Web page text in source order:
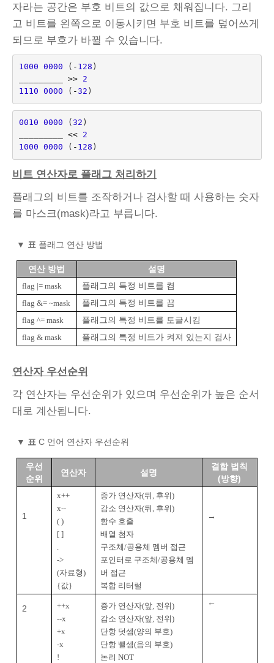
자라는 공간은 부호 비트의 값으로 채워집니다. 그리
고 비트를 왼쪽으로 이동시키면 부호 비트를 덮어쓰게
되므로 부호가 바뀔 수 있습니다.
1000 0000 ( - 128 )
>>
2
1110 0000 ( -32 )
0010 0000 ( 32 )
<<
2
1000 0000 ( - 128 )
비트 연산자로 플래그 처리하기
플래그의 비트를 조작하거나 검사할 때 사용하는 숫자
를 마스크(mask)라고 부릅니다.
▼ 표 플래그 연산 방법
연산 방법 설명
flag |= mask 플래그의 특정 비트를 켬
flag &= ~mask 플래그의 특정 비트를 끔
flag ^= mask 플래그의 특정 비트를 토글시킴
flag & mask 플래그의 특정 비트가 켜져 있는지 검사
연산자 우선순위
각 연산자는 우선순위가 있으며 우선순위가 높은 순서
대로 계산됩니다.
▼ 표 C 언어 연산자 우선순위
우선
순위
연산자 설명
결합 법칙
(방향)
1
x++
x--
( )
[ ]
.
->
(자료형)
{값}
증가 연산자(뒤, 후위)
감소 연산자(뒤, 후위)
함수 호출
배열 첨자
구조체/공용체 멤버 접근
포인터로 구조체/공용체 멤
버 접근
복합 리터럴
→
2
++x
--x
+x
-x
!
증가 연산자(앞, 전위)
감소 연산자(앞, 전위)
단항 덧셈(양의 부호)
단항 뺄셈(음의 부호)
논리 NOT
←